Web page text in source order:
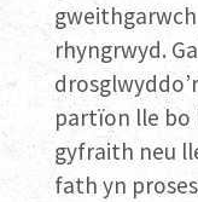
rhyngrwyd.
partïon lle bo
gyfraith neu
fath yn